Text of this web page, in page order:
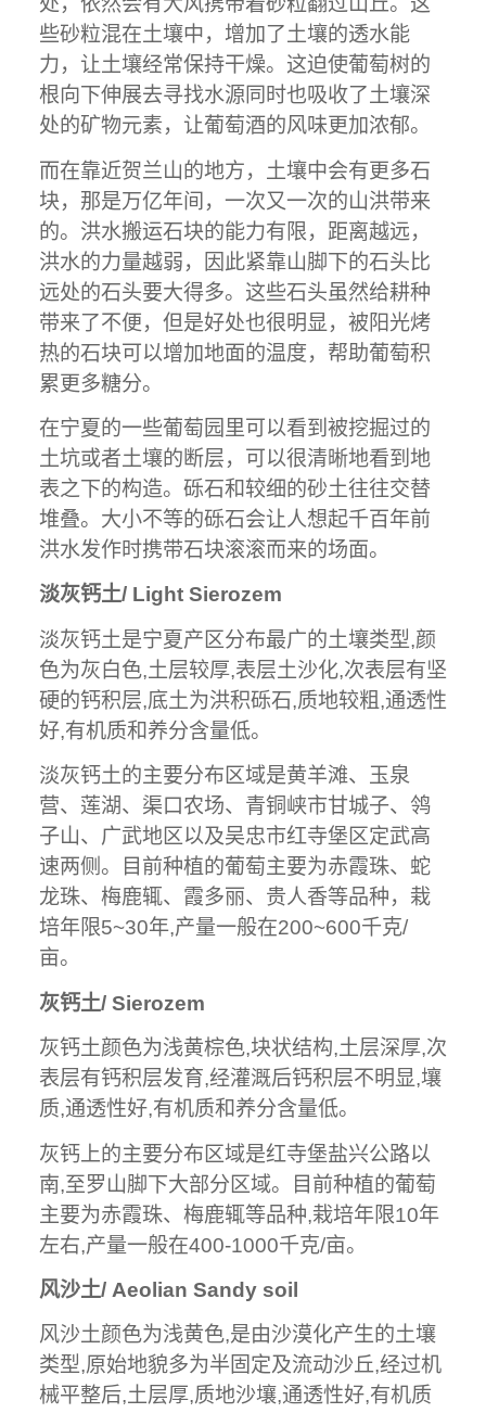
些砂粒混在土壤中，增加了土壤的透水能
力，让土壤经常保持干燥。这迫使葡萄树的
根向下伸展去寻找水源同时也吸收了土壤深
处的矿物元素，让葡萄酒的风味更加浓郁。
而在靠近贺兰山的地方，土壤中会有更多石
块，那是万亿年间，一次又一次的山洪带来
的。洪水搬运石块的能力有限，距离越远，
洪水的力量越弱，因此紧靠山脚下的石头比
远处的石头要大得多。这些石头虽然给耕种
带来了不便，但是好处也很明显，被阳光烤
热的石块可以增加地面的温度，帮助葡萄积
累更多糖分。
在宁夏的一些葡萄园里可以看到被挖掘过的
土坑或者土壤的断层，可以很清晰地看到地
表之下的构造。砾石和较细的砂土往往交替
堆叠。大小不等的砾石会让人想起千百年前
洪水发作时携带石块滚滚而来的场面。
淡灰钙土/ Light Sierozem
淡灰钙土是宁夏产区分布最广的土壤类型,颜
色为灰白色,土层较厚,表层土沙化,次表层有坚
硬的钙积层,底土为洪积砾石,质地较粗,通透性
好,有机质和养分含量低。
淡灰钙土的主要分布区域是黄羊滩、玉泉
营、莲湖、渠口农场、青铜峡市甘城子、鸰
子山、广武地区以及吴忠市红寺堡区定武高
速两侧。目前种植的葡萄主要为赤霞珠、蛇
龙珠、梅鹿辄、霞多丽、贵人香等品种，栽
培年限5~30年,产量一般在200~600千克/
亩。
灰钙土/ Sierozem
灰钙土颜色为浅黄棕色,块状结构,土层深厚,次
表层有钙积层发育,经灌溉后钙积层不明显,壤
质,通透性好,有机质和养分含量低。
灰钙上的主要分布区域是红寺堡盐兴公路以
南,至罗山脚下大部分区域。目前种植的葡萄
主要为赤霞珠、梅鹿辄等品种,栽培年限10年
左右,产量一般在400-1000千克/亩。
风沙土/ Aeolian Sandy soil
风沙土颜色为浅黄色,是由沙漠化产生的土壤
类型,原始地貌多为半固定及流动沙丘,经过机
械平整后,土层厚,质地沙壤,通透性好,有机质